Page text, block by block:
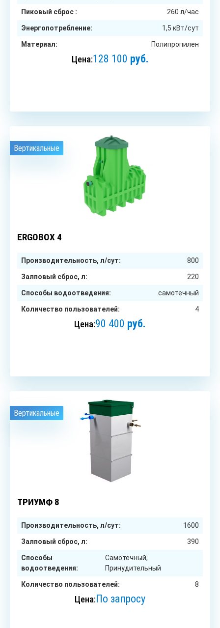
Пиковый сброс : 260 л/час
Энергопотребление: 1,5 кВт/сут
Материал: Полипропилен
Цена:128 100 руб.
Вертикальные
ERGOBOX 4
Производительность, л/сут: 800
Залповый сброс, л: 220
Способы водоотведения: самотечный
Количество пользователей: 4
Цена:90 400 руб.
Вертикальные
ТРИУМФ 8
Производительность, л/сут: 1600
Залповый сброс, л: 390
Способы
водоотведения:
Самотечный,
Принудительный
Количество пользователей: 8
Цена:По запросу